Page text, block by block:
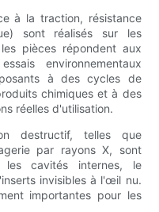
à la traction, résistance
sont réalisés sur les
pièces répondent aux
environnementaux
à des cycles de
chimiques et à des
réelles d'utilisation.
destructif, telles que
par rayons X, sont
les cavités internes, le
invisibles à l'œil nu.
importantes pour les